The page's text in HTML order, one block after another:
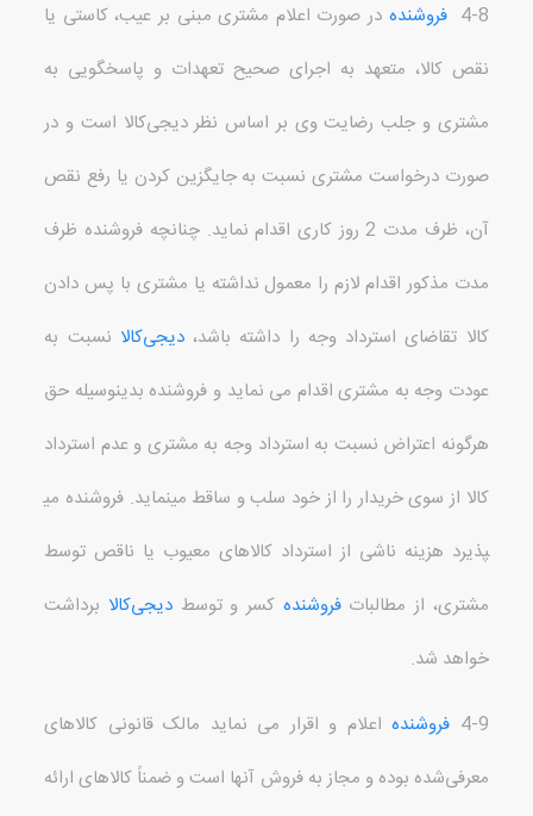
4-8 فروشنده در صورت اعلام مشتری مبنی بر عیب، کاستی یا
نقص کالا، متعهد به اجرای صحیح تعهدات و پاسخگویی به
مشتری و جلب رضایت وی بر اساس نظر دیجی‌کالا است و در
صورت درخواست مشتری نسبت به جایگزین کردن یا رفع نقص
آن، ظرف مدت 2 روز کاری اقدام نماید.چنانچه فروشنده ظرف
مدت مذکور اقدام لازم را معمول نداشته یا مشتری با پس دادن
کالا تقاضای استرداد وجه را داشته باشد،دیجی‌کالا نسبت به
عودت وجه به مشتری اقدام می نماید و فروشنده بدینوسیله حق
هرگونه اعتراض نسبت به استرداد وجه به مشتری و عدم استرداد
کالا از سوی خریداررا از خود سلب و ساقط مینماید.فروشنده می
پذیرد هزینه ناشی از استرداد کالاهای معیوب یا ناقص توسط
مشتری، از مطالباتفروشنده کسر و توسط دیجی‌کالا برداشت
خواهد شد.
4-9 فروشندهاعلام و اقرار می نماید مالک قانونی کالاهای
معرفی‌شده بوده و مجاز به فروش آنها است و ضمناً کالاهای ارائه